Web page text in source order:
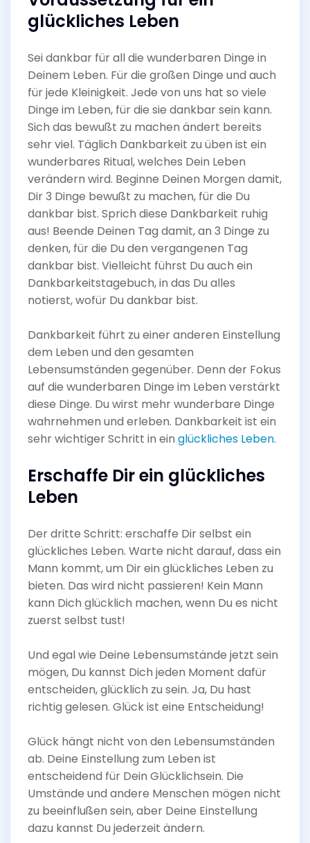
glückliches Leben
Sei dankbar für all die wunderbaren Dinge in
Deinem Leben. Für die großen Dinge und auch
für jede Kleinigkeit. Jede von uns hat so viele
Dinge im Leben, für die sie dankbar sein kann.
Sich das bewußt zu machen ändert bereits
sehr viel. Täglich Dankbarkeit zu üben ist ein
wunderbares Ritual, welches Dein Leben
verändern wird. Beginne Deinen Morgen damit,
Dir 3 Dinge bewußt zu machen, für die Du
dankbar bist. Sprich diese Dankbarkeit ruhig
aus! Beende Deinen Tag damit, an 3 Dinge zu
denken, für die Du den vergangenen Tag
dankbar bist. Vielleicht führst Du auch ein
Dankbarkeitstagebuch, in das Du alles
notierst, wofür Du dankbar bist.
Dankbarkeit führt zu einer anderen Einstellung
dem Leben und den gesamten
Lebensumständen gegenüber. Denn der Fokus
auf die wunderbaren Dinge im Leben verstärkt
diese Dinge. Du wirst mehr wunderbare Dinge
wahrnehmen und erleben. Dankbarkeit ist ein
sehr wichtiger Schritt in ein glückliches Leben.
Erschaffe Dir ein glückliches
Leben
Der dritte Schritt: erschaffe Dir selbst ein
glückliches Leben. Warte nicht darauf, dass ein
Mann kommt, um Dir ein glückliches Leben zu
bieten. Das wird nicht passieren! Kein Mann
kann Dich glücklich machen, wenn Du es nicht
zuerst selbst tust!
Und egal wie Deine Lebensumstände jetzt sein
mögen, Du kannst Dich jeden Moment dafür
entscheiden, glücklich zu sein. Ja, Du hast
richtig gelesen. Glück ist eine Entscheidung!
Glück hängt nicht von den Lebensumständen
ab. Deine Einstellung zum Leben ist
entscheidend für Dein Glücklichsein. Die
Umstände und andere Menschen mögen nicht
zu beeinflußen sein, aber Deine Einstellung
dazu kannst Du jederzeit ändern.